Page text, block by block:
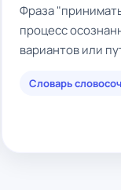
Фраза
процесс
вариантов или
Словарь